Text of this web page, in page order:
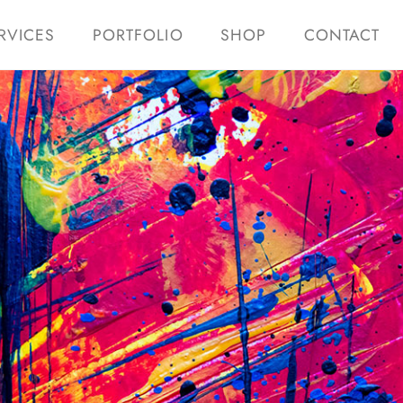
PORTFOLIO SHOP CONTACT